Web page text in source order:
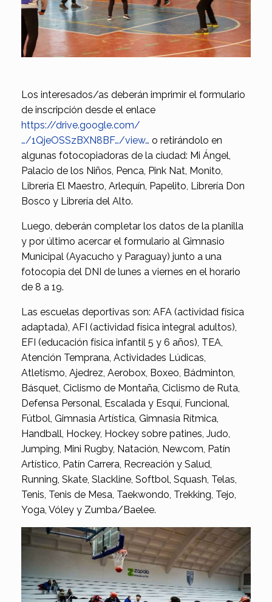
Los interesados/as deberán imprimir el formulario
de inscripción desde el enlace
https://drive.google.com/
…/1QjeOSSzBXN8BF…/view… o retirándolo en
algunas fotocopiadoras de la ciudad: Mi Ángel,
Palacio de los Niños, Penca, Pink Nat, Monito,
Librería El Maestro, Arlequín, Papelito, Librería Don
Bosco y Librería del Alto.
Luego, deberán completar los datos de la planilla
y por último acercar el formulario al Gimnasio
Municipal (Ayacucho y Paraguay) junto a una
fotocopia del DNI de lunes a viernes en el horario
de 8 a 19.
Las escuelas deportivas son: AFA (actividad física
adaptada), AFI (actividad física integral adultos),
EFI (educación física infantil 5 y 6 años), TEA,
Atención Temprana, Actividades Lúdicas,
Atletismo, Ajedrez, Aerobox, Boxeo, Bádminton,
Básquet, Ciclismo de Montaña, Ciclismo de Ruta,
Defensa Personal, Escalada y Esquí, Funcional,
Fútbol, Gimnasia Artística, Gimnasia Rítmica,
Handball, Hockey, Hockey sobre patines, Judo,
Jumping, Mini Rugby, Natación, Newcom, Patín
Artístico, Patín Carrera, Recreación y Salud,
Running, Skate, Slackline, Softbol, Squash, Telas,
Tenis, Tenis de Mesa, Taekwondo, Trekking, Tejo,
Yoga, Vóley y Zumba/Baelee.